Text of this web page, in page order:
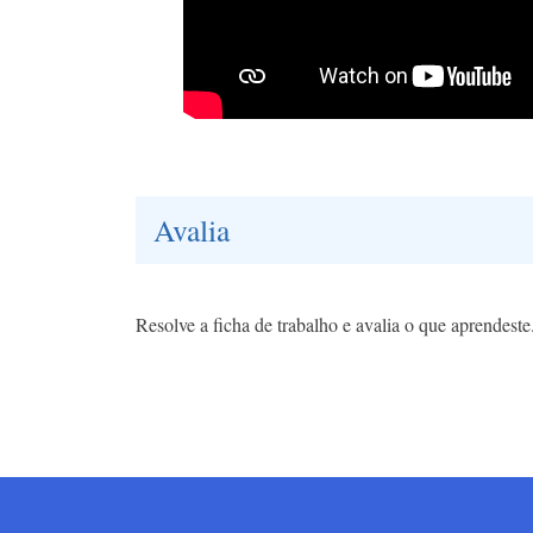
Avalia
Resolve a ficha de trabalho e avalia o que